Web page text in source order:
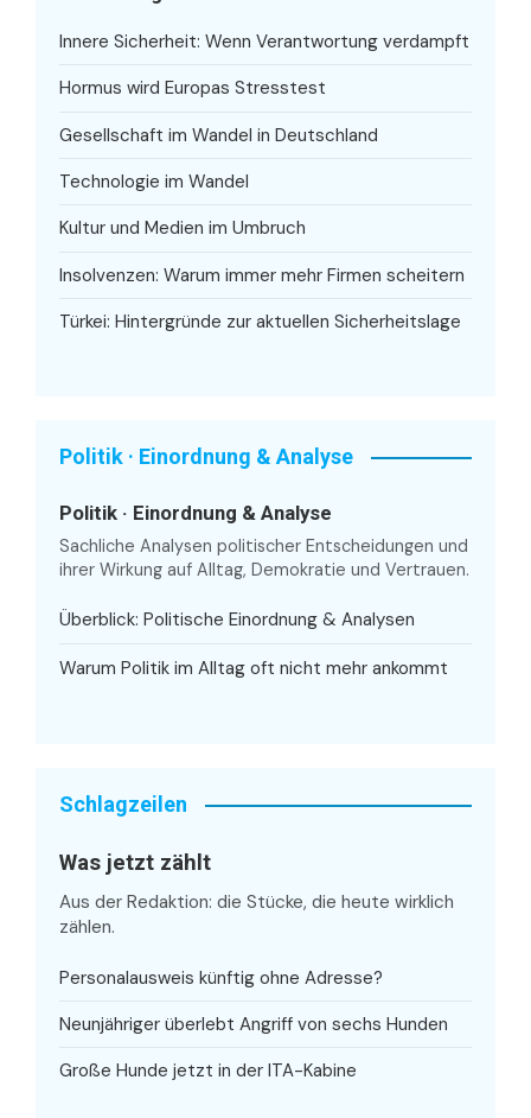
Innere Sicherheit: Wenn Verantwortung verdampft
Hormus wird Europas Stresstest
Gesellschaft im Wandel in Deutschland
Technologie im Wandel
Kultur und Medien im Umbruch
Insolvenzen: Warum immer mehr Firmen scheitern
Türkei: Hintergründe zur aktuellen Sicherheitslage
Politik · Einordnung & Analyse
Politik · Einordnung & Analyse
Sachliche Analysen politischer Entscheidungen und
ihrer Wirkung auf Alltag, Demokratie und Vertrauen.
Überblick: Politische Einordnung & Analysen
Warum Politik im Alltag oft nicht mehr ankommt
Schlagzeilen
Was jetzt zählt
Aus der Redaktion: die Stücke, die heute wirklich
zählen.
Personalausweis künftig ohne Adresse?
Neunjähriger überlebt Angriff von sechs Hunden
Große Hunde jetzt in der ITA-Kabine